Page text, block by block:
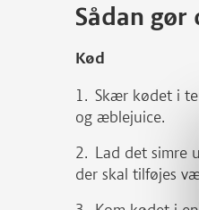
Sådan gør
Kød
Skær kødet i
og æblejuice.
Lad det simre
der skal tilføjes